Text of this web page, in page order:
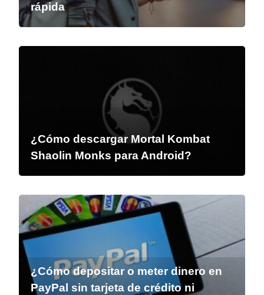
rápida
¿Cómo descargar Mortal Kombat
Shaolin Monks para Android?
¿Cómo depositar o meter dinero en
PayPal sin tarjeta de crédito ni